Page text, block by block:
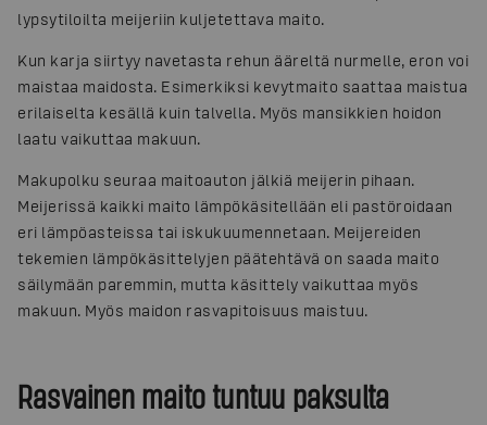
lypsytiloilta meijeriin kuljetettava maito.
Kun karja siirtyy navetasta rehun ääreltä nurmelle, eron voi
maistaa maidosta. Esimerkiksi kevytmaito saattaa maistua
erilaiselta kesällä kuin talvella. Myös mansikkien hoidon
laatu vaikuttaa makuun.
Makupolku seuraa maitoauton jälkiä meijerin pihaan.
Meijerissä kaikki maito lämpökäsitellään eli pastöroidaan
eri lämpöasteissa tai iskukuumennetaan. Meijereiden
tekemien lämpökäsittelyjen päätehtävä on saada maito
säilymään paremmin, mutta käsittely vaikuttaa myös
makuun. Myös maidon rasvapitoisuus maistuu.
Rasvainen maito tuntuu paksulta